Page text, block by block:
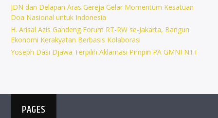
JDN dan Delapan Aras Gereja Gelar Momentum Kesatuan
Doa Nasional untuk Indonesia
H. Arisal Azis Gandeng Forum RT-RW se-Jakarta, Bangun
Ekonomi Kerakyatan Berbasis Kolaborasi
Yoseph Dasi Djawa Terpilih Aklamasi Pimpin PA GMNI NTT
PAGES